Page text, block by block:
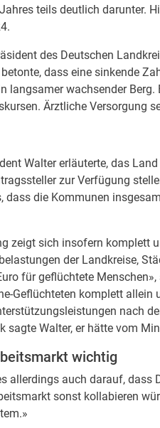
teils deutlich darunter.
des Deutschen
dass eine sinkende
langsamer wachsender
Ärztliche Versorgung
Walter erläuterte, das
zur Verfügung
dass die Kommunen
zeigt sich insofern komplett
der Landkreise,
für geflüchtete
Geflüchteten komplett allein
nach
sagte Walter, er hätte vom
wichtig
allerdings auch darauf,
sonst kollabieren